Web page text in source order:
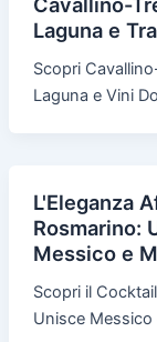
Laguna e
Scopri
Laguna e Vini
L'Eleganza
Rosmarino:
Messico e
Scopri il
Unisce